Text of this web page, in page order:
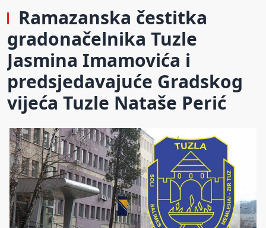
Ramazanska čestitka
gradonačelnika Tuzle
Jasmina Imamovića i
predsjedavajuće Gradskog
vijeća Tuzle Nataše Perić